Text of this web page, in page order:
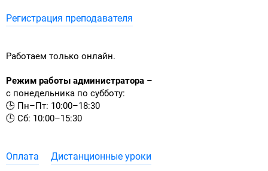
Регистрация преподавателя
Работаем только онлайн.
Режим работы администратора –
с понедельника по субботу:
🕒 Пн–Пт: 10:00–18:30
🕒 Сб: 10:00–15:30
Оплата Дистанционные уроки